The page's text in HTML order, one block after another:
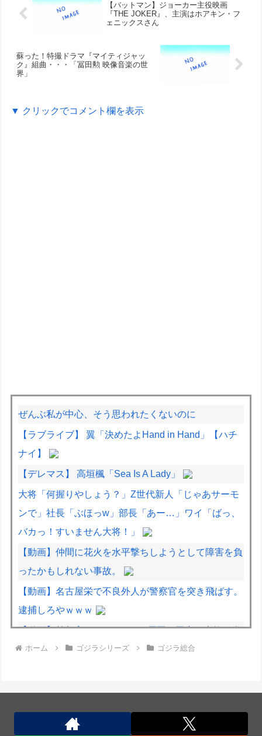
【バットマン】ジョーカー主役映画
『THE JOKER』、主演はホアキン・フ
ェニックスさん
蘇った！特撮ドラマ『マイティジャッ
ク』組曲・・・「冨田勲 映像音楽の世
界」
▼ クリックでコメント欄を表示
ぜんぶ私が中心、そう思われたくないのに
【ラブライブ】 翼「決めたよHand in Hand」【ハチ
ナイ】
【デレマス】 高垣楓「Sea Is A Lady」
大将「何握りやしょう？」Z世代新人「じゃあサーモ
ンで」社長「ぶほっw」部長「あー…」ワイ「ばっ、
バカっ！すいません大将！」
【動画】仲間に花火を水平撃ちしようとして障害を負
ったかもしれない事故。
【動画】名古屋栄で不良外人が警察官を突き飛ばす。
逮捕しろやｗｗｗ
【動画】首都高で4tトラックが原因の玉突き事故に巻
き込まれた軽バンの車載。
療・製造現場などでの活用想定！
ホーム ゴジラシリーズ ゴジラ総合